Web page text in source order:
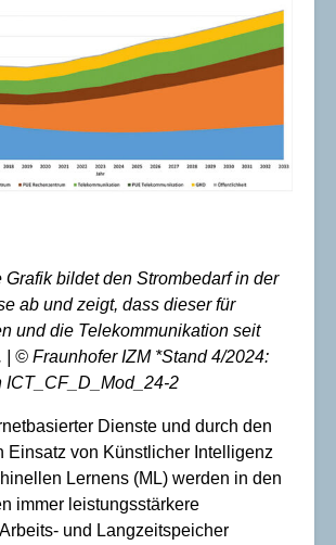
Grafik bildet den Strombedarf in der
ab und zeigt, dass dieser für
und die Telekommunikation seit
| © Fraunhofer IZM *Stand 4/2024:
ICT_CF_D_Mod_24-2
Dienste und durch den
Einsatz von Künstlicher Intelligenz
Lernens (ML) werden in den
immer leistungsstärkere
und Langzeitspeicher